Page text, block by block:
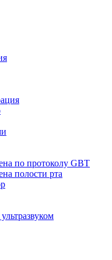
по протоколу GBT
полости рта